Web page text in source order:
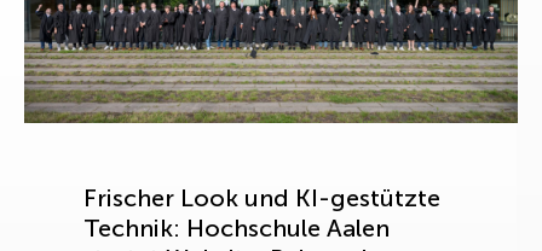
Frischer Look und KI-gestützte
Technik: Hochschule Aalen